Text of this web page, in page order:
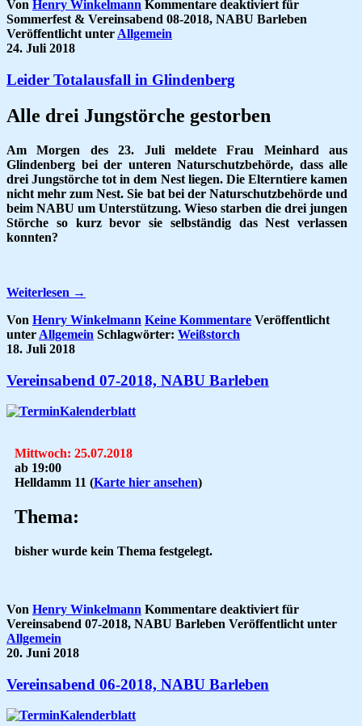
Von Henry Winkelmann Kommentare deaktiviert für
Sommerfest & Vereinsabend 08-2018, NABU Barleben
Veröffentlicht unter Allgemein
24. Juli 2018
Leider Totalausfall in Glindenberg
Alle drei Jungstörche gestorben
Am Morgen des 23. Juli meldete Frau Meinhard aus
Glindenberg bei der unteren Naturschutzbehörde, dass alle
drei Jungstörche tot in dem Nest liegen. Die Elterntiere kamen
nicht mehr zum Nest. Sie bat bei der Naturschutzbehörde und
beim NABU um Unterstützung. Wieso starben die drei jungen
Störche so kurz bevor sie selbständig das Nest verlassen
konnten?
Weiterlesen →
Von Henry Winkelmann Keine Kommentare Veröffentlicht
unter Allgemein Schlagwörter: Weißstorch
18. Juli 2018
Vereinsabend 07-2018, NABU Barleben
Mittwoch: 25.07.2018
ab 19:00
Helldamm 11 (Karte hier ansehen)
Thema:
bisher wurde kein Thema festgelegt.
Von Henry Winkelmann Kommentare deaktiviert für
Vereinsabend 07-2018, NABU Barleben Veröffentlicht unter
Allgemein
20. Juni 2018
Vereinsabend 06-2018, NABU Barleben